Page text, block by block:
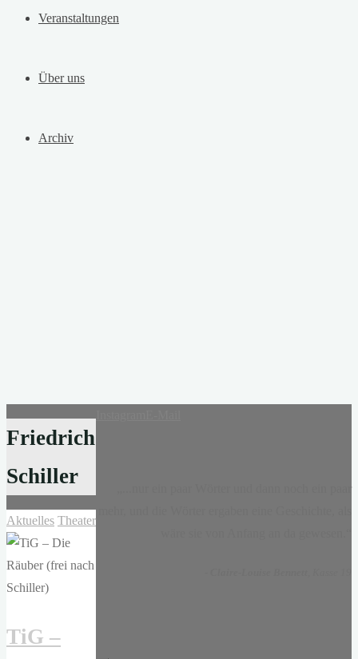
Veranstaltungen
Über uns
Archiv
Friedrich
Schiller
Aktuelles Theater
TiG –